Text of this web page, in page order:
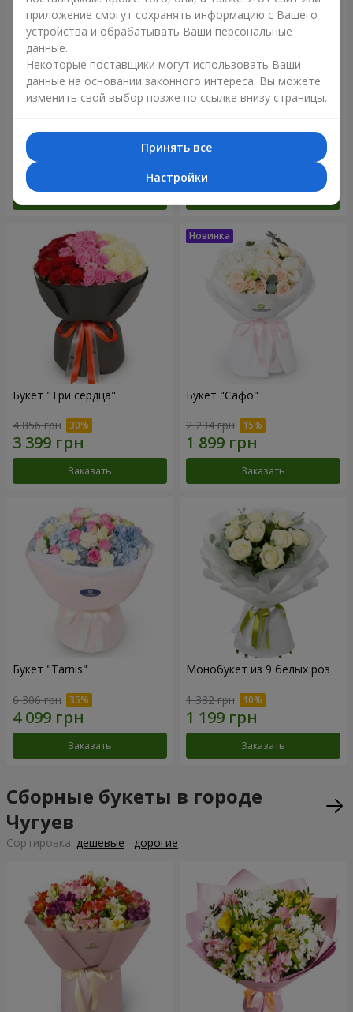
2 665 грн 5 370 грн
Букет "Три сердца"
4 856 грн
Заказать
Букет "Сафо"
2 234 грн
Заказать
Букет "Tarnis"
6 306 грн
Заказать
Монобукет из 9 белых роз
1 332 грн
Заказать
Сборные букеты в городе
Чугуев
Cортировка: дешевые дорогие
приложение смогут сохранять информацию с Вашего
устройства и обрабатывать Ваши персональные
данные.
Некоторые поставщики могут использовать Ваши
данные на основании законного интереса. Вы можете
изменить свой выбор позже по ссылке внизу страницы.
Принять все
Настройки